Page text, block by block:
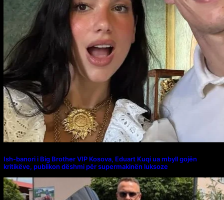
Ish-banori i Big Brother VIP Kosova, Eduart Kuqi ua mbyll gojën
kritikëve, publikon dëshmi për supermakinën luksoze